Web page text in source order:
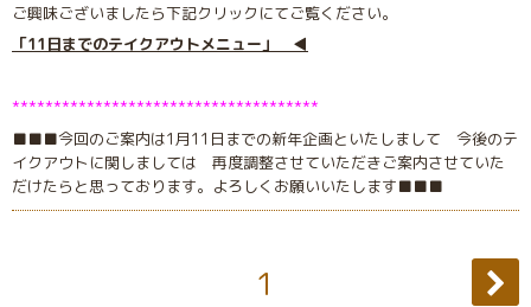
ご興味ございましたら下記クリックにてご覧ください。
「11日までのテイクアウトメニュー」 ◀︎
*************************************
■■■今回のご案内は1月11日までの新年企画といたしまして 今後のテ
イクアウトに関しましては 再度調整させていただきご案内させていた
だけたらと思っております。よろしくお願いいたします■■■
1